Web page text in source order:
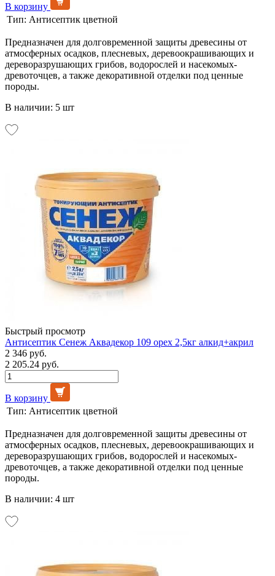
В корзину
Тип: Антисептик цветной
Предназначен для долговременной защиты древесины от
атмосферных осадков, плесневых, деревоокрашивающих и
дереворазрушающих грибов, водорослей и насекомых-
древоточцев, а также декоративной отделки под ценные
породы.
В наличии: 5 шт
Быстрый просмотр
Антисептик Сенеж Аквадекор 109 орех 2,5кг алкид+акрил
2 346 руб.
2 205.24 руб.
В корзину
Тип: Антисептик цветной
Предназначен для долговременной защиты древесины от
атмосферных осадков, плесневых, деревоокрашивающих и
дереворазрушающих грибов, водорослей и насекомых-
древоточцев, а также декоративной отделки под ценные
породы.
В наличии: 4 шт